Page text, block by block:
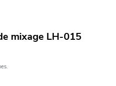
mixage LH-015